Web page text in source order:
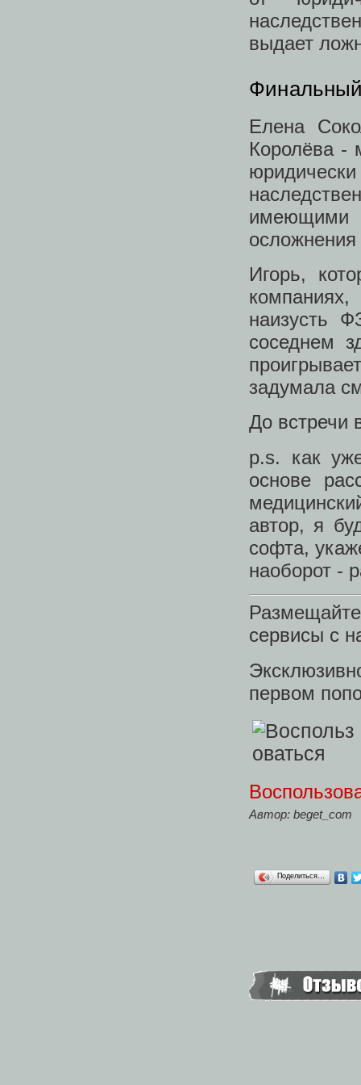
выдает
Елена
Королёва -
имеющими
Игорь,
наизусть
соседнем
задумала
До встречи
p.s. как
основе
автор, я
софта,
наоборот -
сервисы с
первом
Автор: beget_com
Поделиться…